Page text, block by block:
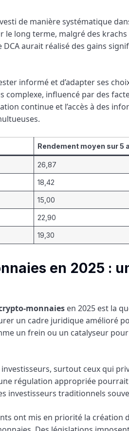
de manière systématique
long terme, malgré des
aurait réalisé des gains
informé et d’adapter ses
complexe, influencé par des
continue et l’accès à des
Rendement moyen sur 5
26,87
18,42
15,00
22,90
19,30
en 2025 :
monnaies en 2025 est la
un cadre juridique amélioré
un frein ou un catalyseur
surtout ceux qui
régulation appropriée
investisseurs traditionnels
ont mis en priorité la création